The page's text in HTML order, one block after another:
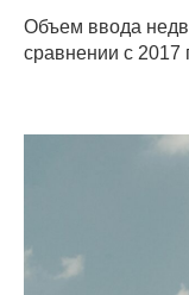
Объем ввода
сравнении с 2017